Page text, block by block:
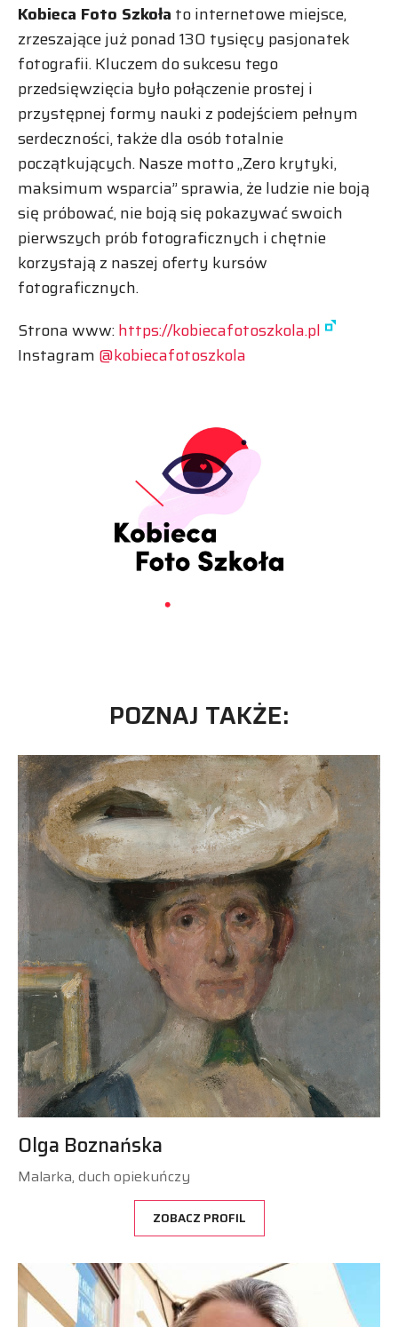
Kobieca Foto Szkoła to internetowe miejsce,
zrzeszające już ponad 130 tysięcy pasjonatek
fotografii. Kluczem do sukcesu tego
przedsięwzięcia było połączenie prostej i
przystępnej formy nauki z podejściem pełnym
serdeczności, także dla osób totalnie
początkujących. Nasze motto „Zero krytyki,
maksimum wsparcia” sprawia, że ludzie nie boją
się próbować, nie boją się pokazywać swoich
pierwszych prób fotograficznych i chętnie
korzystają z naszej oferty kursów
fotograficznych.
Strona www:https://kobiecafotoszkola.pl
Instagram @kobiecafotoszkola
POZNAJ TAKŻE:
Olga Boznańska
Malarka, duch opiekuńczy
ZOBACZ PROFIL